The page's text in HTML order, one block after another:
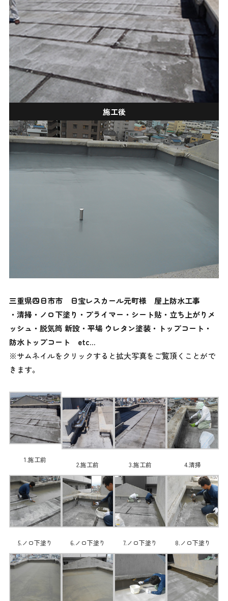
施工後
三重県四日市市日宝レスカール元町様 屋上防水工事
・清掃・ノロ下塗り・プライマー・シート貼・立ち上がりメ
ッシュ・脱気筒 新設・平場 ウレタン塗装・トップコート・
防水トップコート
etc…
※サムネイルをクリックすると拡大写真をご覧頂くことがで
きます。
1.施工前
2.施工前 3.施工前 4.清掃
5.ノロ下塗り 6.ノロ下塗り 7.ノロ下塗り 8.ノロ下塗り